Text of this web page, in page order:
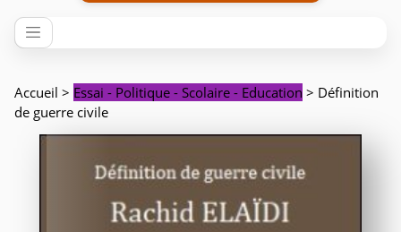
Accueil > Essai - Politique - Scolaire - Education > Définition
de guerre civile